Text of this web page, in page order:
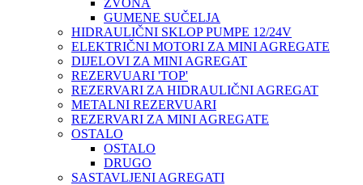
ZVONA
GUMENE SUČELJA
HIDRAULIČNI SKLOP PUMPE 12/24V
ELEKTRIČNI MOTORI ZA MINI AGREGATE
DIJELOVI ZA MINI AGREGAT
REZERVUARI 'TOP'
REZERVARI ZA HIDRAULIČNI AGREGAT
METALNI REZERVUARI
REZERVARI ZA MINI AGREGATE
OSTALO
OSTALO
DRUGO
SASTAVLJENI AGREGATI